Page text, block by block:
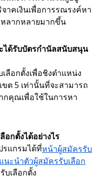
าคเงินเพื่อการรณรงค์หา
หลากหลายมากขึ้น
ได้รับบัตรกำนัลสนับสนุน
ลือกตั้งเพื่อชิงตำแหน่ง
ต 5 เท่านั้นที่จะสามารถ
กคุณเพื่อใช้ในการหา
อกตั้งได้อย่างไร
รแกรมได้ที่หน้าผู้สมัครรับ
นะนำตัวผู้สมัครรับเลือก
บเลือกตั้ง